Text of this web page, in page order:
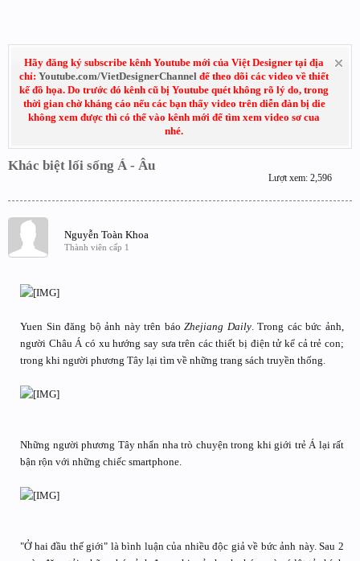
Hãy đăng ký subscribe kênh Youtube mới của Việt Designer tại địa
chỉ: Youtube.com/VietDesignerChannel để theo dõi các video về thiết
kế đồ họa. Do trước đó kênh cũ bị Youtube quét không rõ lý do, trong
thời gian chờ kháng cáo nếu các bạn thấy video trên diễn đàn bị die
không xem được thì có thể vào kênh mới để tìm xem video sơ cua
nhé.
Khác biệt lối sống Á - Âu
Lượt xem: 2,596
Nguyễn Toàn Khoa
Thành viên cấp 1
Yuen Sin đăng bộ ảnh này trên báoZhejiang Daily. Trong các bức ảnh,
người Châu Á có xu hướng say sưa trên các thiết bị điện tử kể cả trẻ con;
trong khi người phương Tây lại tìm về những trang sách truyền thống.
Những người phương Tây nhẩn nha trò chuyện trong khi giới trẻ Á lại rất
bận rộn với những chiếc smartphone.
"Ở hai đầu thế giới" là bình luận của nhiều độc giả về bức ảnh này. Sau 2